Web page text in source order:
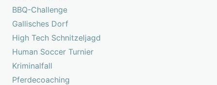
BBQ-Challenge
Gallisches Dorf
High Tech Schnitzeljagd
Human Soccer Turnier
Kriminalfall
Pferdecoaching